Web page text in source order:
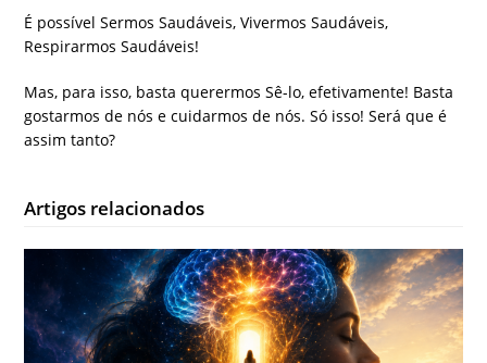
É possível Sermos Saudáveis, Vivermos Saudáveis,
Respirarmos Saudáveis!
Mas, para isso, basta querermos Sê-lo, efetivamente! Basta
gostarmos de nós e cuidarmos de nós. Só isso! Será que é
assim tanto?
Artigos relacionados